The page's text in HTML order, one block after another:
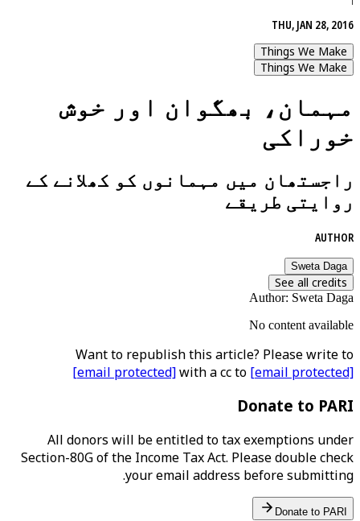
THU, JAN 28, 2016
Things We Make
Things We Make
مہمان، بھگوان اور خوش
خوراکی
راجستھان میں مہمانوں کو کھلانے کے
روایتی طریقے
AUTHOR
Sweta Daga
See all credits
Author: Sweta Daga
No content available
Want to republish this article? Please write to
[email protected]with a cc to [email protected]
Donate to PARI
All donors will be entitled to tax exemptions under
Section-80G of the Income Tax Act. Please double check
your email address before submitting.
Donate to PARI